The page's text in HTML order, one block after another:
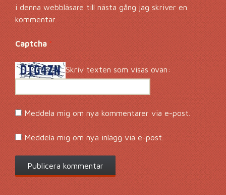
i denna webbläsare till nästa gång jag skriver en
kommentar.
Captcha*
Skriv texten som visas ovan:
Meddela mig om nya kommentarer via e-post.
Meddela mig om nya inlägg via e-post.